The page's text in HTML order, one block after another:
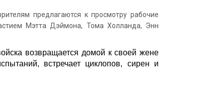
предлагаются к просмотру рабочие
Мэтта Дэймона, Тома Холланда, Энн
возвращается домой к своей жене
встречает циклопов, сирен и